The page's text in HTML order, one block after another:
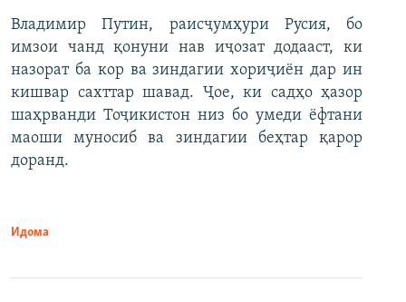
Владимир Путин, раисҷумҳури Русия, бо
имзои чанд қонуни нав иҷозат додааст, ки
назорат ба кор ва зиндагии хориҷиён дар ин
кишвар сахттар шавад. Ҷое, ки садҳо ҳазор
шаҳрванди Тоҷикистон низ бо умеди ёфтани
маоши муносиб ва зиндагии беҳтар қарор
доранд.
Идома